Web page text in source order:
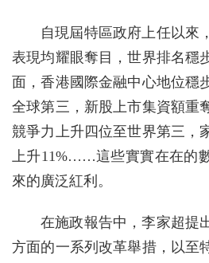
自現屆特區政府上任以來
表現均耀眼奪目，世界排名穩
面，香港國際金融中心地位穩
全球第三，新股上市集資額重
競爭力上升四位至世界第三，
上升11%……這些實實在在的
來的廣泛紅利。
在施政報告中，李家超提
方面的一系列改革舉措，以至